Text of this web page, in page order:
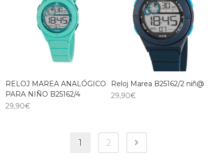
RELOJ MAREA ANALÓGICO
PARA NIÑO B25162/4
29,90€
Reloj Marea B25162/2 niñ@
29,90€
1 2